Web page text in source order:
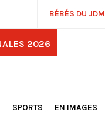
BÉBÉS DU JDM
2026
SPORTS
EN IMAGES